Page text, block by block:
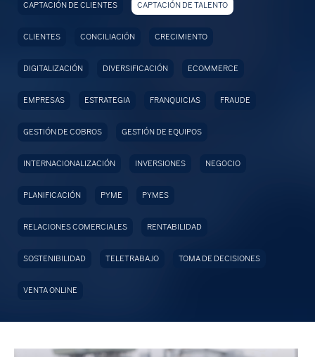
CAPTACIÓN DE CLIENTES CAPTACIÓN DE TALENTO
CLIENTES CONCILIACIÓN CRECIMIENTO
DIGITALIZACIÓN DIVERSIFICACIÓN ECOMMERCE
EMPRESAS ESTRATEGIA FRANQUICIAS FRAUDE
GESTIÓN DE COBROS GESTIÓN DE EQUIPOS
INTERNACIONALIZACIÓN INVERSIONES NEGOCIO
PLANIFICACIÓN PYME PYMES
RELACIONES COMERCIALES RENTABILIDAD
SOSTENIBILIDAD TELETRABAJO TOMA DE DECISIONES
VENTA ONLINE